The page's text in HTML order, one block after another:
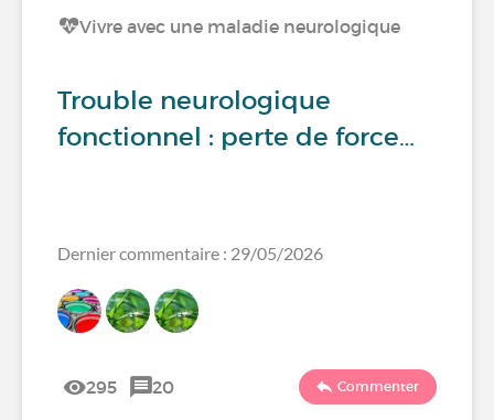
Vivre avec une maladie neurologique
Trouble neurologique
fonctionnel : perte de force…
Dernier commentaire : 29/05/2026
295 20 Commenter